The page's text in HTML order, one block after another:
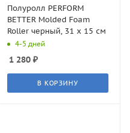
Полуролл PERFORM
BETTER Molded Foam
Roller черный, 31 х 15 см
4-5 дней
1 280₽
В КОРЗИНУ